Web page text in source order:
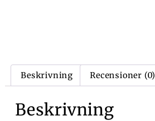
Beskrivning Recensioner (0)
Beskrivning